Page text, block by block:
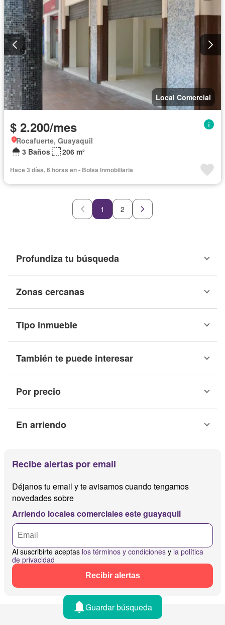
Local Comercial
$ 2.200/mes
Rocafuerte, Guayaquil
3 Baños
206 m²
Hace 3 días, 6 horas en - Bolsa Inmobiliaria
1 2
Profundiza tu búsqueda
Zonas cercanas
Tipo inmueble
También te puede interesar
Por precio
En arriendo
Recibe alertas por email
Déjanos tu email y te avisamos cuando tengamos
novedades sobre
Arriendo locales comerciales este guayaquil
Al suscribirte aceptas los términos y condiciones y la política
de privacidad
Recibir alertas
Guardar búsqueda